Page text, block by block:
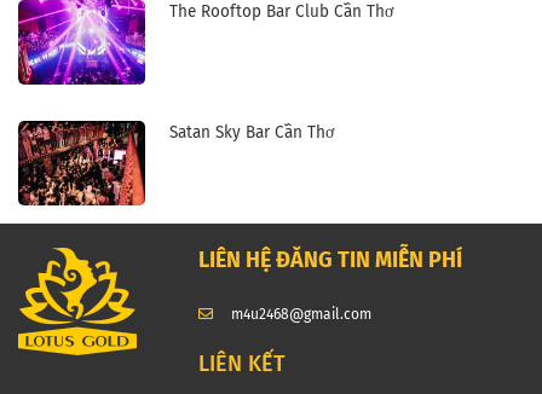
The Rooftop Bar Club Cần Thơ
Satan Sky Bar Cần Thơ
LIÊN HỆ ĐĂNG TIN MIỄN PHÍ
m4u2468@gmail.com
LIÊN KẾT